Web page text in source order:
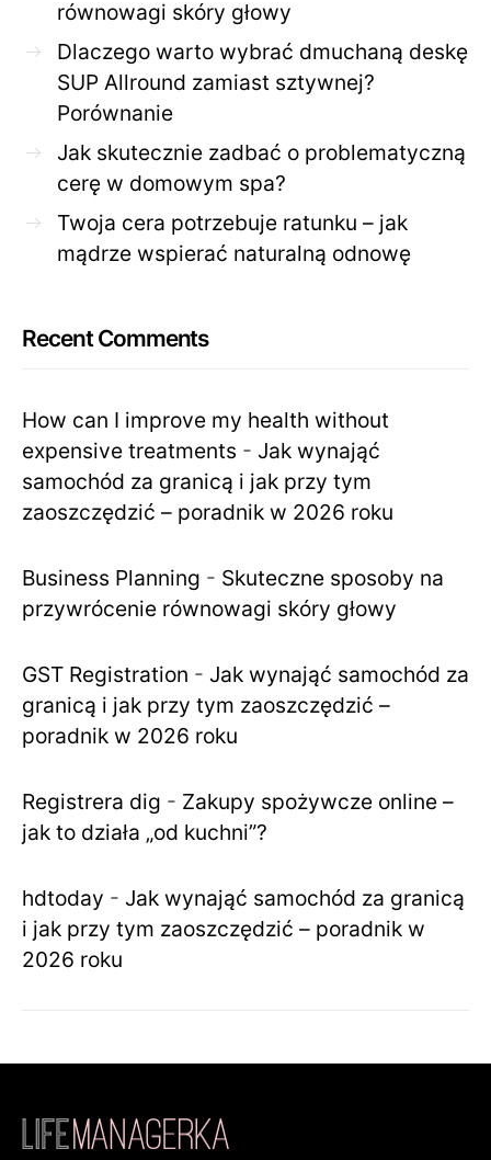
równowagi skóry głowy
Dlaczego warto wybrać dmuchaną deskę
SUP Allround zamiast sztywnej?
Porównanie
Jak skutecznie zadbać o problematyczną
cerę w domowym spa?
Twoja cera potrzebuje ratunku – jak
mądrze wspierać naturalną odnowę
Recent Comments
How can I improve my health without
expensive treatments - Jak wynająć
samochód za granicą i jak przy tym
zaoszczędzić – poradnik w 2026 roku
Business Planning - Skuteczne sposoby na
przywrócenie równowagi skóry głowy
GST Registration - Jak wynająć samochód za
granicą i jak przy tym zaoszczędzić –
poradnik w 2026 roku
Registrera dig - Zakupy spożywcze online –
jak to działa „od kuchni”?
hdtoday - Jak wynająć samochód za granicą
i jak przy tym zaoszczędzić – poradnik w
2026 roku